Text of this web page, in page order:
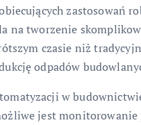
zastosowań
na tworzenie
czasie niż
odpadów
w
jest monitorowanie